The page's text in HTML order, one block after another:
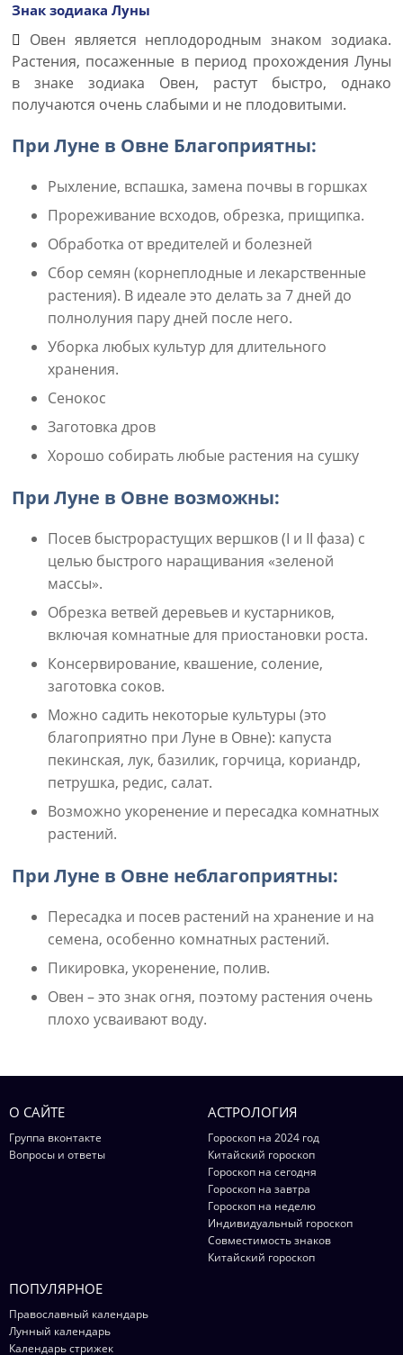
Знак зодиака Луны
Овен является неплодородным знаком зодиака.
Растения, посаженные в период прохождения Луны
в знаке зодиака Овен, растут быстро, однако
получаются очень слабыми и не плодовитыми.
При Луне в Овне Благоприятны:
Рыхление, вспашка, замена почвы в горшках
Прореживание всходов, обрезка, прищипка.
Обработка от вредителей и болезней
Сбор семян (корнеплодные и лекарственные
растения). В идеале это делать за 7 дней до
полнолуния пару дней после него.
Уборка любых культур для длительного
хранения.
Сенокос
Заготовка дров
Хорошо собирать любые растения на сушку
При Луне в Овне возможны:
Посев быстрорастущих вершков (I и II фаза) с
целью быстрого наращивания «зеленой
массы».
Обрезка ветвей деревьев и кустарников,
включая комнатные для приостановки роста.
Консервирование, квашение, соление,
заготовка соков.
Можно садить некоторые культуры (это
благоприятно при Луне в Овне): капуста
пекинская, лук, базилик, горчица, кориандр,
петрушка, редис, салат.
Возможно укоренение и пересадка комнатных
растений.
При Луне в Овне неблагоприятны:
Пересадка и посев растений на хранение и на
семена, особенно комнатных растений.
Пикировка, укоренение, полив.
Овен – это знак огня, поэтому растения очень
плохо усваивают воду.
О САЙТЕ
Группа вконтакте
Вопросы и ответы
АСТРОЛОГИЯ
Гороскоп на 2024 год
Китайский гороскоп
Гороскоп на сегодня
Гороскоп на завтра
Гороскоп на неделю
Индивидуальный гороскоп
Совместимость знаков
Китайский гороскоп
ПОПУЛЯРНОЕ
Православный календарь
Лунный календарь
Календарь стрижек